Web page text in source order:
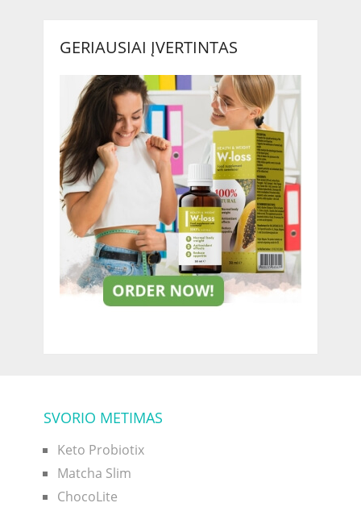
GERIAUSIAI ĮVERTINTAS
SVORIO METIMAS
Keto Probiotix
Matcha Slim
ChocoLite